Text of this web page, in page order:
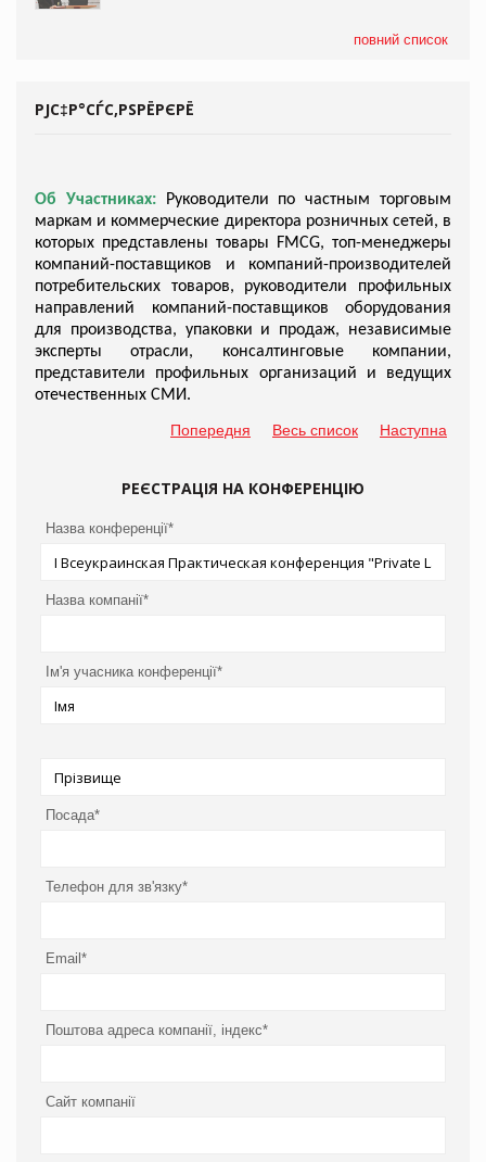
повний список
РЈС‡Р°СЃС‚РЅРЁРЄРЁ
Об Участниках:
Руководители по частным торговым
маркам и коммерческие директора розничных сетей, в
которых представлены товары
FMCG, топ-менеджеры
компаний-поставщиков и компаний-производителей
потребительских товаров, руководители профильных
направлений компаний-поставщиков оборудования
для производства, упаковки и продаж, независимые
эксперты отрасли, консалтинговые компании,
представители профильных организаций и ведущих
отечественных СМИ.
Попередня Весь список Наступна
РЕЄСТРАЦІЯ НА КОНФЕРЕНЦІЮ
Назва конференції*
Назва компанії*
Ім'я учасника конференції*
Посада*
Телефон для зв'язку*
Email*
Поштова адреса компанії, індекс*
Сайт компанії